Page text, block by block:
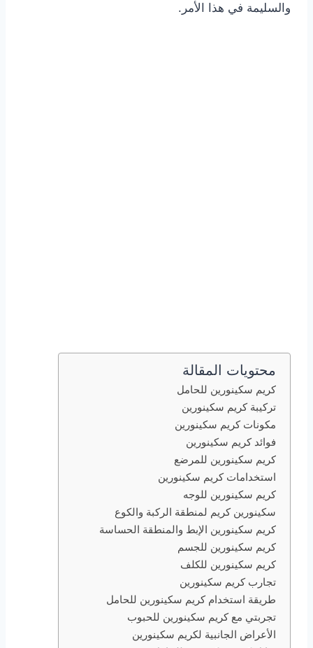
والسليمة في هذا الأمر.
محتويات المقالة
كريم سكينورين للحامل
تركيبة كريم سكينورين
مكونات كريم سكينورين
فوائد كريم سكينورين
كريم سكينورين للمرضع
استخدامات كريم سكينورين
كريم سكينورين للوجه
سكينورين كريم لمنطقة الركبة والكوع
كريم سكينورين الإبط والمنطقة الحساسة
كريم سكينورين للجسم
كريم سكينورين للكلف
تجارب كريم سكينورين
طريقة استخدام كريم سكينورين للحامل
تجربتي مع كريم سكينورين للحبوب
الأعراض الجانبية لكريم سكينورين